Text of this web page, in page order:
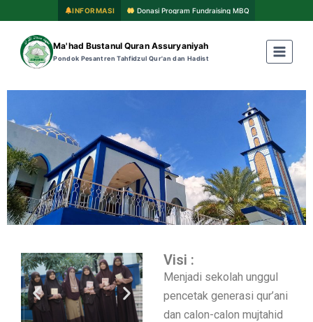
INFORMASI Donasi Program Fundraising MBQ
Ma'had Bustanul Quran Assuryaniyah
Pondok Pesantren Tahfidzul Qur'an dan Hadist
Visi :
Menjadi sekolah unggul
pencetak generasi qur’ani
dan calon-calon mujtahid